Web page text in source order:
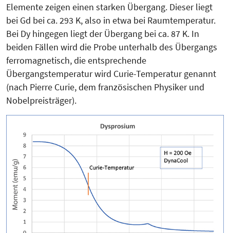
Elemente zeigen einen starken Übergang. Dieser liegt
bei Gd bei ca. 293 K, also in etwa bei Raumtemperatur.
Bei Dy hingegen liegt der Übergang bei ca. 87 K. In
beiden Fällen wird die Probe unterhalb des Übergangs
ferromagnetisch, die entsprechende
Übergangstemperatur wird Curie-Temperatur genannt
(nach Pierre Curie, dem französischen Physiker und
Nobelpreisträger).